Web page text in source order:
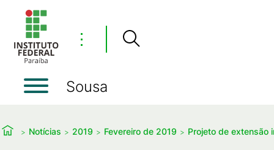
⋮
Sousa
Notícias 2019 Fevereiro de 2019 Projeto de extensão